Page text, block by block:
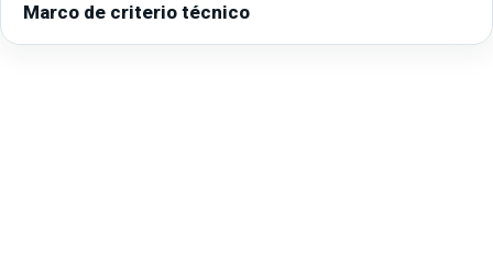
Marco de criterio técnico